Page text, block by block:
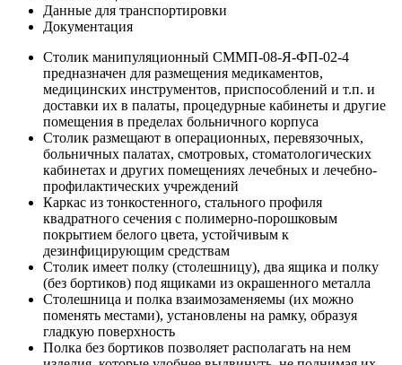
Данные для транспортировки
Документация
Столик манипуляционный СММП-08-Я-ФП-02-4
предназначен для размещения медикаментов,
медицинских инструментов, приспособлений и т.п. и
доставки их в палаты, процедурные кабинеты и другие
помещения в пределах больничного корпуса
Столик размещают в операционных, перевязочных,
больничных палатах, смотровых, стоматологических
кабинетах и других помещениях лечебных и лечебно-
профилактических учреждений
Каркас из тонкостенного, стального профиля
квадратного сечения с полимерно-порошковым
покрытием белого цвета, устойчивым к
дезинфицирующим средствам
Столик имеет полку (столешницу), два ящика и полку
(без бортиков) под ящиками из окрашенного металла
Столешница и полка взаимозаменяемы (их можно
поменять местами), установлены на рамку, образуя
гладкую поверхность
Полка без бортиков позволяет располагать на нем